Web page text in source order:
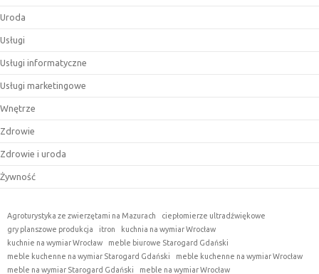
Uroda
Usługi
Usługi informatyczne
Usługi marketingowe
Wnętrze
Zdrowie
Zdrowie i uroda
Żywność
Agroturystyka ze zwierzętami na Mazurach
ciepłomierze ultradźwiękowe
gry planszowe produkcja
itron
kuchnia na wymiar Wrocław
kuchnie na wymiar Wrocław
meble biurowe Starogard Gdański
meble kuchenne na wymiar Starogard Gdański
meble kuchenne na wymiar Wrocław
meble na wymiar Starogard Gdański
meble na wymiar Wrocław